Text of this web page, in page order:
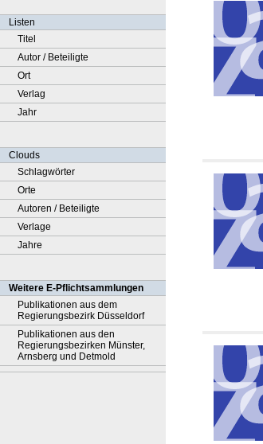
Listen
Titel
Autor / Beteiligte
Ort
Verlag
Jahr
Clouds
Schlagwörter
Orte
Autoren / Beteiligte
Verlage
Jahre
Weitere E-Pflichtsammlungen
Publikationen aus dem
Regierungsbezirk Düsseldorf
Publikationen aus den
Regierungsbezirken Münster,
Arnsberg und Detmold